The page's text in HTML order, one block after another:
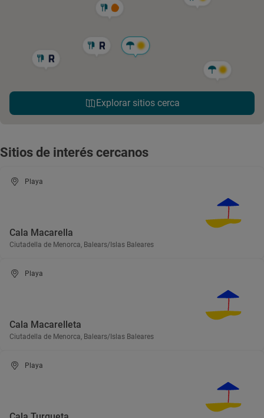
Explorar sitios cerca
Sitios de interés cercanos
Playa
Cala Macarella
Ciutadella de Menorca, Balears/Islas Baleares
Playa
Cala Macarelleta
Ciutadella de Menorca, Balears/Islas Baleares
Playa